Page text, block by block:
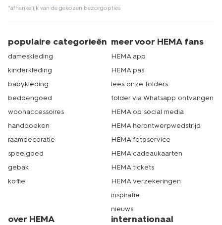
*afhankelijk van de gekozen bezorgopties
populaire categorieën
dameskleding
kinderkleding
babykleding
beddengoed
woonaccessoires
handdoeken
raamdecoratie
speelgoed
gebak
koffie
meer voor HEMA fans
HEMA app
HEMA pas
lees onze folders
folder via Whatsapp ontvangen
HEMA op social media
HEMA herontwerpwedstrijd
HEMA fotoservice
HEMA cadeaukaarten
HEMA tickets
HEMA verzekeringen
inspiratie
nieuws
over HEMA internationaal